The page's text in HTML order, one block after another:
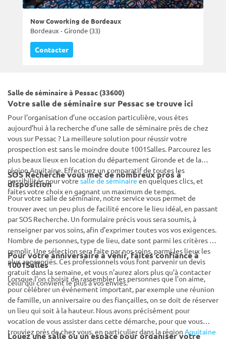
Now Coworking de Bordeaux
Bordeaux - Gironde (33)
Contacter
Salle de séminaire à Pessac (33600)
Votre salle de séminaire sur Pessac se trouve ici
Pour l’organisation d’une occasion particulière, vous êtes
aujourd’hui à la recherche d’une salle de séminaire près de chez
vous sur Pessac ? La meilleure solution pour réussir votre
prospection est sans le moindre doute 1001Salles. Parcourez les
plus beaux lieux en location du département Gironde et de la
région Aquitaine. Effectuez un comparatif de toutes les
possibilités pour votresalle de séminaireen quelques clics, et
faites votre choix en gagnant un maximum de temps.
SOS Recherche vous met de nombreux pros à
disposition
Pour votre salle de séminaire, notre service vous permet de
trouver avec un peu plus de facilité encore le lieu idéal, en passant
par SOS Recherche. Un formulaire précis vous sera soumis, à
renseigner par vos soins, afin d’exprimer toutes vos vos exigences.
Nombre de personnes, type de lieu, date sont parmi les critères à
remplir. Une sélection sera faite par nos soins, parmi les lieux les
plus appropriés. Ces professionnels vous font parvenir un devis
gratuit dans la semaine, et vous n’aurez alors plus qu’à contacter
celui qui convient le plus à vos envies.
Pour votre anniversaire à venir, faites confiance à
1001Salles
Lorsque l’on choisit de rassembler les personnes que l’on aime,
pour célébrer un événement important, par exemple une réunion
de famille, un anniversaire ou des fiançailles, on se doit de réserver
un lieu qui soit à la hauteur. Nous avons précisément pour
vocation de vous assister dans cette démarche, pour que vous
trouviez près de chez vous, en particulier dans la région Aquitaine
Louez une salle ou un espace pour organiser votre